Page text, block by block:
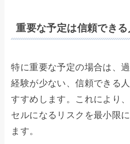
重要な予定は信頼できる
特に重要な予定の場合は、
経験が少ない、信頼できる
すすめします。これにより
セルになるリスクを最小限
ます。